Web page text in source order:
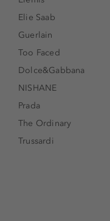
Elie Saab
Guerlain
Too Faced
Dolce&Gabbana
NISHANE
Prada
The Ordinary
Trussardi